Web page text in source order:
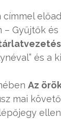
címmel
– Gyűjtők
és a
Az
mai